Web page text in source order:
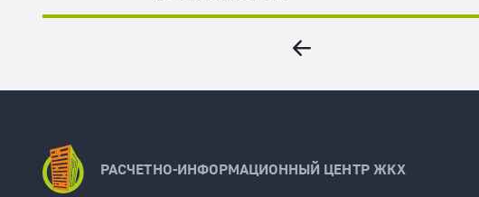
РАСЧЕТНО-ИНФОРМАЦИОННЫЙ ЦЕНТР ЖКХ